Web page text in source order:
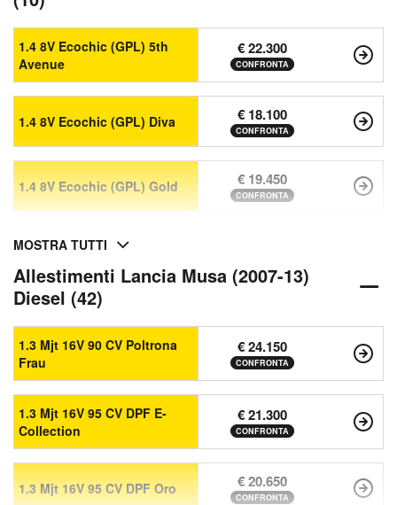
1.4 8V Ecochic (GPL) 5th
Avenue
€ 22.300
CONFRONTA
1.4 8V Ecochic (GPL) Diva € 18.100
CONFRONTA
1.4 8V Ecochic (GPL) Gold € 19.450
CONFRONTA
MOSTRA TUTTI
Allestimenti Lancia Musa (2007-13)
Diesel (42)
1.3 Mjt 16V 90 CV Poltrona
Frau
€ 24.150
CONFRONTA
1.3 Mjt 16V 95 CV DPF E-
Collection
€ 21.300
CONFRONTA
1.3 Mjt 16V 95 CV DPF Oro € 20.650
CONFRONTA